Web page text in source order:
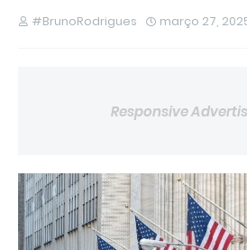
#BrunoRodrigues março 27,
Responsive